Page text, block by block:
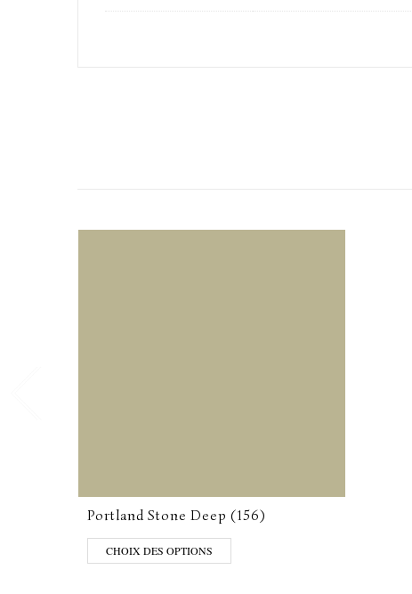
Portland Stone Deep (156)
CHOIX DES OPTIONS